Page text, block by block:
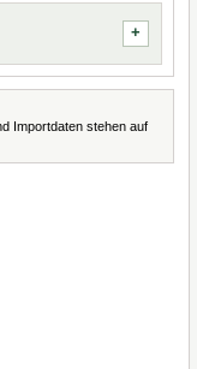
Importdaten stehen auf